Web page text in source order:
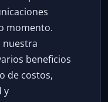
momento.
nuestra
beneficios
de costos,
y